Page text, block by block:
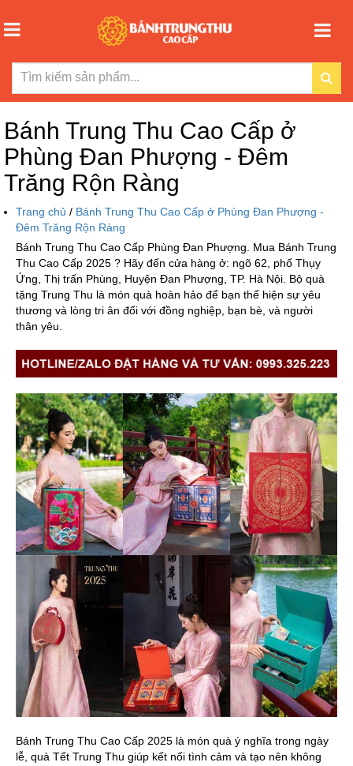
Bánh Trung Thu Cao Cấp ở
Phùng Đan Phượng - Đêm
Trăng Rộn Ràng
Trang chủ / Bánh Trung Thu Cao Cấp ở Phùng Đan Phượng -
Đêm Trăng Rộn Ràng
Bánh Trung Thu Cao Cấp Phùng Đan Phượng. Mua Bánh Trung
Thu Cao Cấp 2025 ? Hãy đến cửa hàng ở: ngõ 62, phố Thụy
Ứng, Thị trấn Phùng, Huyện Đan Phượng, TP. Hà Nội. Bộ quà
tặng Trung Thu là món quà hoàn hảo để bạn thể hiện sự yêu
thương và lòng tri ân đối với đồng nghiệp, bạn bè, và người
thân yêu.
Bánh Trung Thu Cao Cấp 2025 là món quà ý nghĩa trong ngày
lễ, quà Tết Trung Thu giúp kết nối tình cảm và tạo nên không